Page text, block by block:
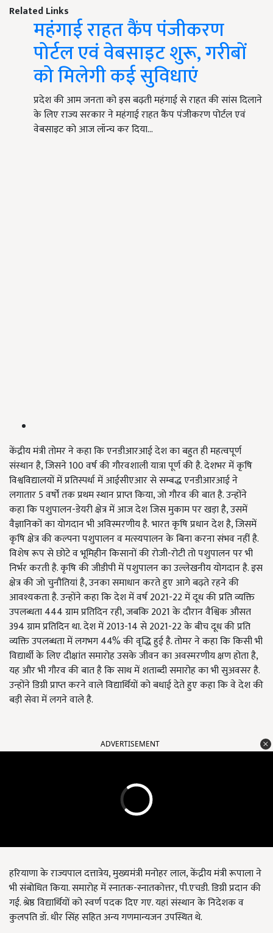
Related Links
महंगाई राहत कैंप पंजीकरण
पोर्टल एवं वेबसाइट शुरू, गरीबों
को मिलेगी कई सुविधाएं
प्रदेश की आम जनता को इस बढ़ती महंगाई से राहत की सांस दिलाने
के लिए राज्य सरकार ने महंगाई राहत कैंप पंजीकरण पोर्टल एवं
वेबसाइट को आज लॉन्च कर दिया…
केंद्रीय मंत्री तोमर ने कहा कि एनडीआरआई देश का बहुत ही महत्वपूर्ण
संस्थान है, जिसने 100 वर्ष की गौरवशाली यात्रा पूर्ण की है. देशभर में कृषि
विश्वविद्यालयों में प्रतिस्पर्धा में आईसीएआर से सम्बद्ध एनडीआरआई ने
लगातार 5 वर्षों तक प्रथम स्थान प्राप्त किया, जो गौरव की बात है. उन्होंने
कहा कि पशुपालन-डेयरी क्षेत्र में आज देश जिस मुकाम पर खड़ा है, उसमें
वैज्ञानिकों का योगदान भी अविस्मरणीय है. भारत कृषि प्रधान देश है, जिसमें
कृषि क्षेत्र की कल्पना पशुपालन व मत्स्यपालन के बिना करना संभव नहीं है.
विशेष रूप से छोटे व भूमिहीन किसानों की रोजी-रोटी तो पशुपालन पर भी
निर्भर करती है. कृषि की जीडीपी में पशुपालन का उल्लेखनीय योगदान है. इस
क्षेत्र की जो चुनौतियां है, उनका समाधान करते हुए आगे बढ़ते रहने की
आवश्यकता है. उन्होंने कहा कि देश में वर्ष 2021-22 में दूध की प्रति व्यक्ति
उपलब्धता 444 ग्राम प्रतिदिन रही, जबकि 2021 के दौरान वैश्विक औसत
394 ग्राम प्रतिदिन था. देश में 2013-14 से 2021-22 के बीच दूध की प्रति
व्यक्ति उपलब्धता में लगभग 44% की वृद्धि हुई है. तोमर ने कहा कि किसी भी
विद्यार्थी के लिए दीक्षांत समारोह उसके जीवन का अवस्मरणीय क्षण होता है,
यह और भी गौरव की बात है कि साथ में शताब्दी समारोह का भी सुअवसर है.
उन्होंने डिग्री प्राप्त करने वाले विद्यार्थियों को बधाई देते हुए कहा कि वे देश की
बड़ी सेवा में लगने वाले है.
ADVERTISEMENT
हरियाणा के राज्यपाल दत्तात्रेय, मुख्यमंत्री मनोहर लाल, केंद्रीय मंत्री रूपाला ने
भी संबोधित किया. समारोह में स्नातक-स्नातकोत्तर, पी.एचडी. डिग्री प्रदान की
गई. श्रेष्ठ विद्यार्थियों को स्वर्ण पदक दिए गए. यहां संस्थान के निदेशक व
कुलपति डॉ. धीर सिंह सहित अन्य गणमान्यजन उपस्थित थे.